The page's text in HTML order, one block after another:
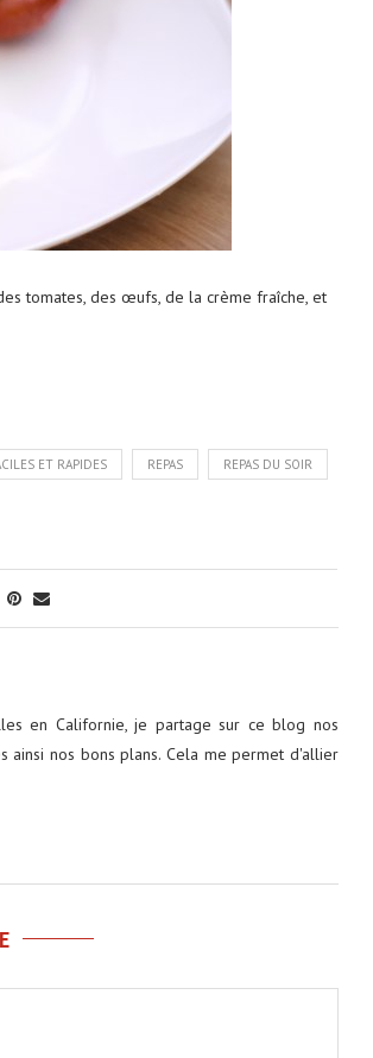
tomates, des œufs, de la crème fraîche, et
ET RAPIDES REPAS REPAS DU SOIR
en Californie, je partage sur ce blog nos
ainsi nos bons plans. Cela me permet d'allier